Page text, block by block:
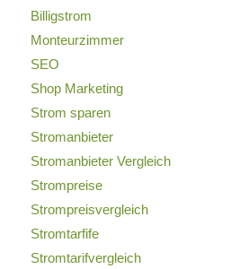
Billigstrom
Monteurzimmer
SEO
Shop Marketing
Strom sparen
Stromanbieter
Stromanbieter Vergleich
Strompreise
Strompreisvergleich
Stromtarfife
Stromtarifvergleich